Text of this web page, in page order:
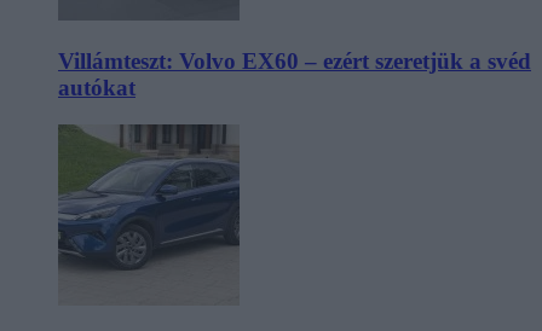
Villámteszt: Volvo EX60 – ezért szeretjük a svéd
autókat